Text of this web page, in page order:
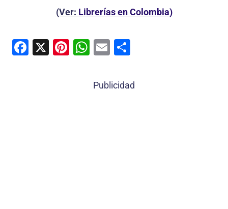
(Ver: Librerías en Colombia)
F
X
Pi W
at
E
ai m
Publicidad